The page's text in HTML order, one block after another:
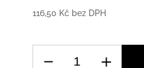
116,50 Kč bez DPH